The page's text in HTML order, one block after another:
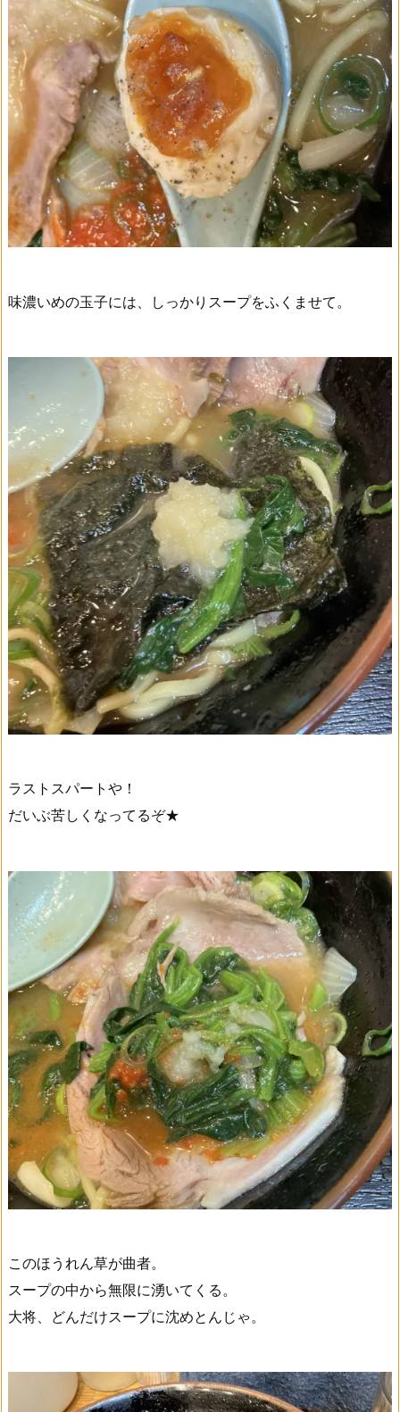
味濃いめの玉子には、しっかりスープをふくませて。
ラストスパートや！
だいぶ苦しくなってるぞ★
このほうれん草が曲者。
スープの中から無限に湧いてくる。
大将、どんだけスープに沈めとんじゃ。